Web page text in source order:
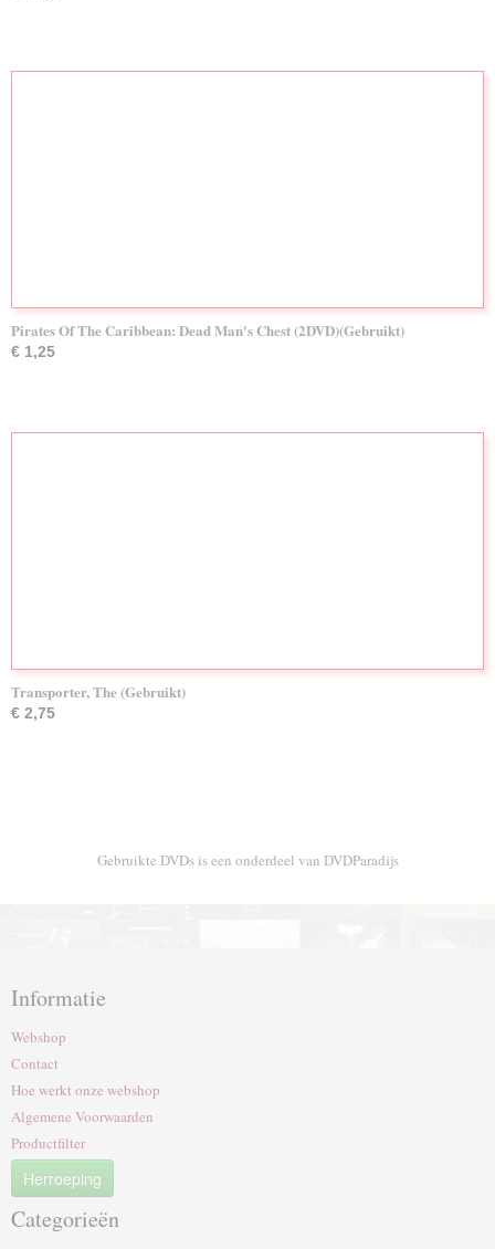
Pirates Of The Caribbean: Dead Man's Chest (2DVD)(Gebruikt)
€ 1,25
Transporter, The (Gebruikt)
€ 2,75
Gebruikte DVDs is een onderdeel van DVDParadijs
Informatie
Webshop
Contact
Hoe werkt onze webshop
Algemene Voorwaarden
Productfilter
Herroeping
Categorieën